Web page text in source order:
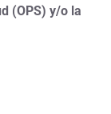
(OPS) y/o la